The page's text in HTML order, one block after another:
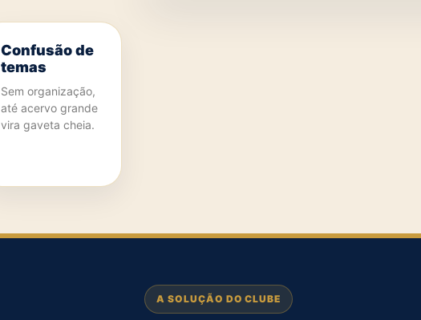
Confusão de
temas
Sem organização,
até acervo grande
vira gaveta cheia.
A SOLUÇÃO DO CLUBE